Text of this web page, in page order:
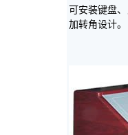
可安装键盘
加转角设计。